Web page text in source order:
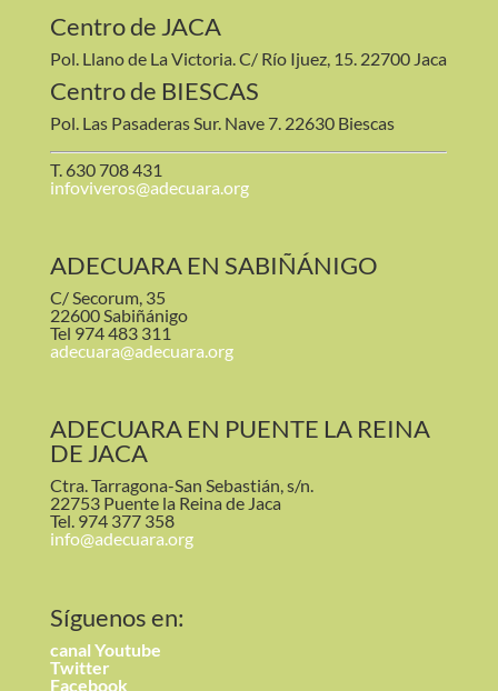
Centro de JACA
Pol. Llano de La Victoria. C/ Río Ijuez, 15. 22700 Jaca
Centro de BIESCAS
Pol. Las Pasaderas Sur. Nave 7. 22630 Biescas
T. 630 708 431
infoviveros@adecuara.org
ADECUARA EN SABIÑÁNIGO
C/ Secorum, 35
22600 Sabiñánigo
Tel 974 483 311
adecuara@adecuara.org
ADECUARA EN PUENTE LA REINA
DE JACA
Ctra. Tarragona-San Sebastián, s/n.
22753 Puente la Reina de Jaca
Tel. 974 377 358
info@adecuara.org
Síguenos en:
canal Youtube
Twitter
Facebook